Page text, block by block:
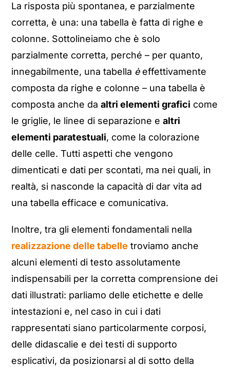
La risposta più spontanea, e parzialmente
corretta, è una: una tabella è fatta di righe e
colonne. Sottolineiamo che è solo
parzialmente corretta, perché – per quanto,
innegabilmente, una tabella è effettivamente
composta da righe e colonne – una tabella è
composta anche daaltri elementi grafici come
le griglie, le linee di separazione ealtri
elementi paratestuali, come la colorazione
delle celle. Tutti aspetti che vengono
dimenticati e dati per scontati, ma nei quali, in
realtà, si nasconde la capacità di dar vita ad
una tabella efficace e comunicativa.
Inoltre, tra gli elementi fondamentali nella
realizzazione delle tabelle troviamo anche
alcuni elementi di testo assolutamente
indispensabili per la corretta comprensione dei
dati illustrati: parliamo delle etichette e delle
intestazioni e, nel caso in cui i dati
rappresentati siano particolarmente corposi,
delle didascalie e dei testi di supporto
esplicativi, da posizionarsi al di sotto della